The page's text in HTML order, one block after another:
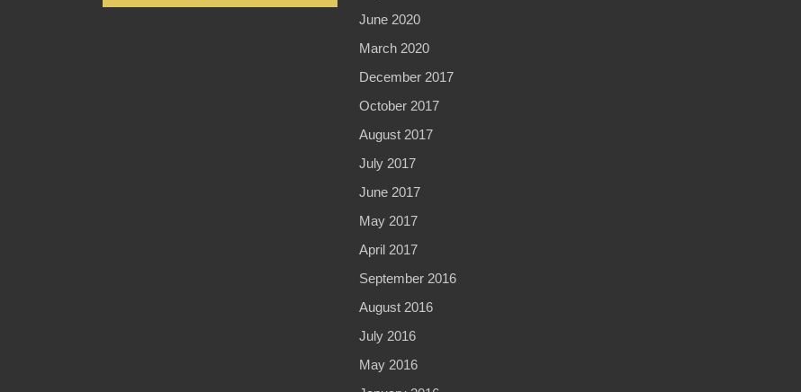
June 2020
March 2020
December 2017
October 2017
August 2017
July 2017
June 2017
May 2017
April 2017
September 2016
August 2016
July 2016
May 2016